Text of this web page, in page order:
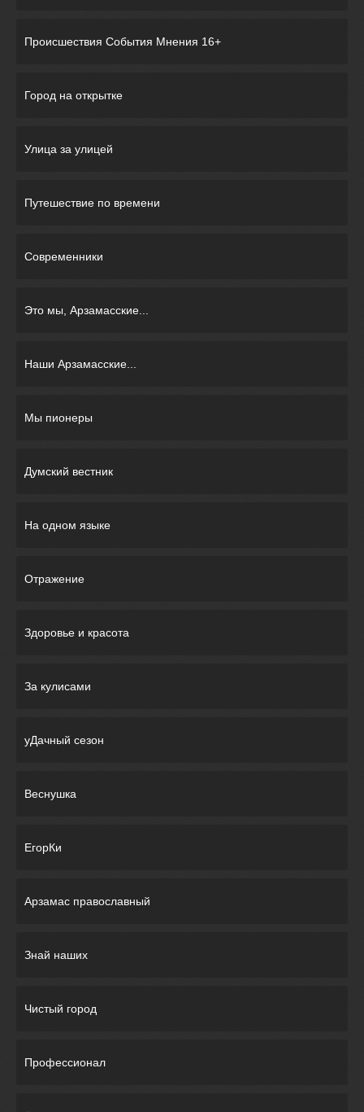
Происшествия События Мнения 16+
Город на открытке
Улица за улицей
Путешествие по времени
Современники
Это мы, Арзамасские...
Наши Арзамасские...
Мы пионеры
Думский вестник
На одном языке
Отражение
Здоровье и красота
За кулисами
уДачный сезон
Веснушка
ЕгорКи
Арзамас православный
Знай наших
Чистый город
Профессионал